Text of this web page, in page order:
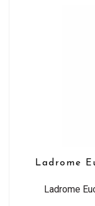
Ladrome
Ladrome